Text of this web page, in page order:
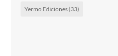
Yermo Ediciones(33)